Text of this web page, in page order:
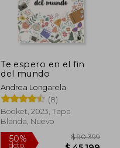
50%
dcto. $
Te espero en el fin
del mundo
Andrea Longarela
(8)
Booket, 2023, Tapa
Blanda, Nuevo